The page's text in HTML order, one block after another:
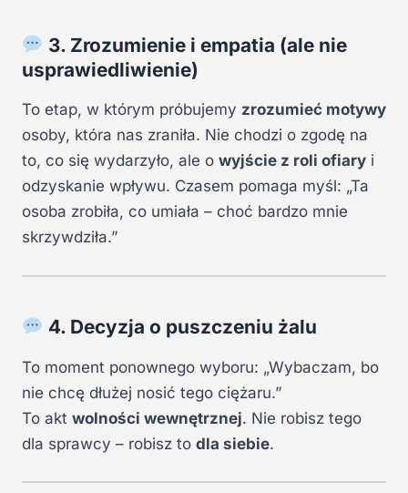
3. Zrozumienie i empatia (ale nie
usprawiedliwienie)
To etap, w którym próbujemy zrozumieć motywy
osoby, która nas zraniła. Nie chodzi o zgodę na
to, co się wydarzyło, ale o wyjście z roli ofiary i
odzyskanie wpływu. Czasem pomaga myśl: „Ta
osoba zrobiła, co umiała – choć bardzo mnie
skrzywdziła.”
4. Decyzja o puszczeniu żalu
To moment ponownego wyboru: „Wybaczam, bo
nie chcę dłużej nosić tego ciężaru.”
To akt wolności wewnętrznej. Nie robisz tego
dla sprawcy – robisz to dla siebie.